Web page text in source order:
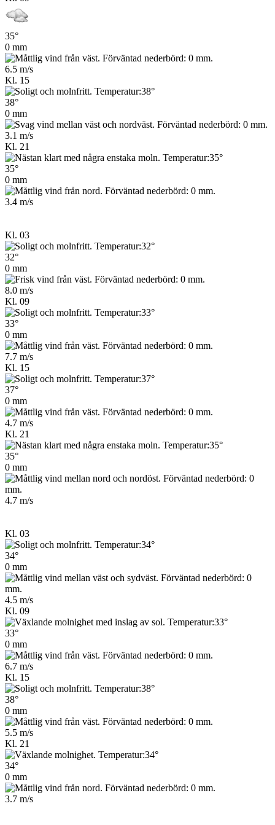
35°
0 mm
6.5 m/s
Kl. 15
38°
0 mm
3.1 m/s
Kl. 21
35°
0 mm
3.4 m/s
Kl. 03
32°
0 mm
8.0 m/s
Kl. 09
33°
0 mm
7.7 m/s
Kl. 15
37°
0 mm
4.7 m/s
Kl. 21
35°
0 mm
4.7 m/s
Kl. 03
34°
0 mm
4.5 m/s
Kl. 09
33°
0 mm
6.7 m/s
Kl. 15
38°
0 mm
5.5 m/s
Kl. 21
34°
0 mm
3.7 m/s